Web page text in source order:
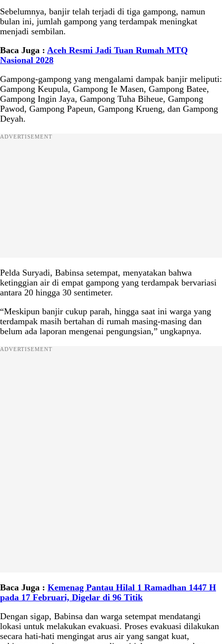
Sebelumnya, banjir telah terjadi di tiga gampong, namun
bulan ini, jumlah gampong yang terdampak meningkat
menjadi sembilan.
Baca Juga : Aceh Resmi Jadi Tuan Rumah MTQ
Nasional 2028
Gampong-gampong yang mengalami dampak banjir meliputi:
Gampong Keupula, Gampong Ie Masen, Gampong Batee,
Gampong Ingin Jaya, Gampong Tuha Biheue, Gampong
Pawod, Gampong Papeun, Gampong Krueng, dan Gampong
Deyah.
ADVERTISEMENT
Pelda Suryadi, Babinsa setempat, menyatakan bahwa
ketinggian air di empat gampong yang terdampak bervariasi
antara 20 hingga 30 sentimeter.
“Meskipun banjir cukup parah, hingga saat ini warga yang
terdampak masih bertahan di rumah masing-masing dan
belum ada laporan mengenai pengungsian,” ungkapnya.
ADVERTISEMENT
Baca Juga : Kemenag Pantau Hilal 1 Ramadhan 1447 H
pada 17 Februari, Digelar di 96 Titik
Dengan sigap, Babinsa dan warga setempat mendatangi
lokasi untuk melakukan evakuasi. Proses evakuasi dilakukan
secara hati-hati mengingat arus air yang sangat kuat,